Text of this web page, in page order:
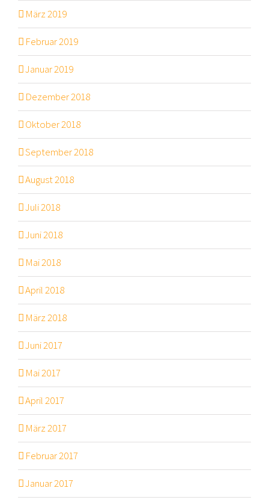
März 2019
Februar 2019
Januar 2019
Dezember 2018
Oktober 2018
September 2018
August 2018
Juli 2018
Juni 2018
Mai 2018
April 2018
März 2018
Juni 2017
Mai 2017
April 2017
März 2017
Februar 2017
Januar 2017